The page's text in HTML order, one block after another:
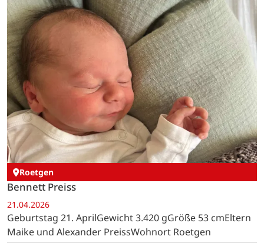
Schmidt
Mika Cedric Bauer
24.04.2026
Geburtstag 24. AprilGewicht 2.310 gGröße 51 cmEltern
Ayla und Tobias BauerWohnort Schmidt